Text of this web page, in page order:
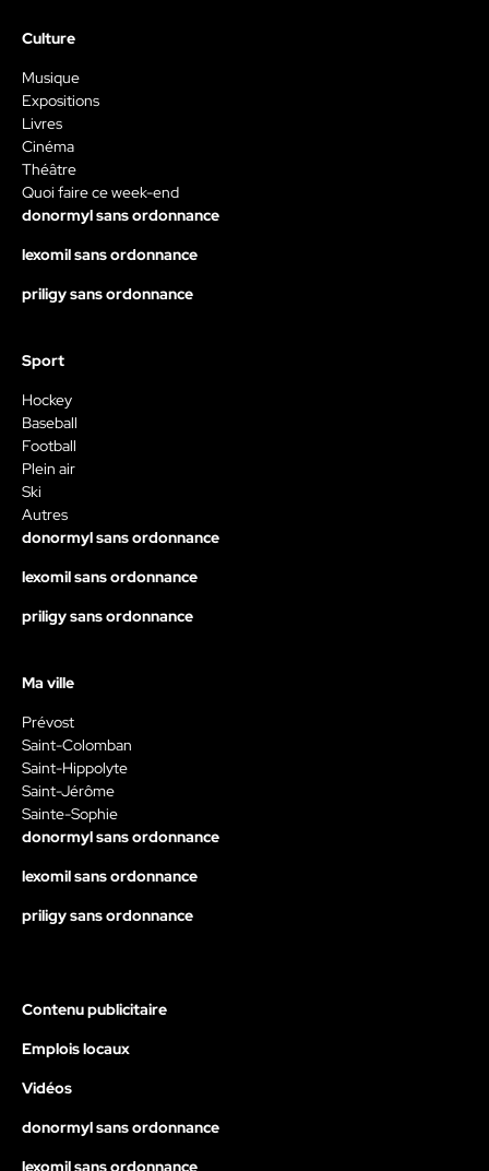
Culture
Musique
Expositions
Livres
Cinéma
Théâtre
Quoi faire ce week-end
donormyl sans ordonnance
lexomil sans ordonnance
priligy sans ordonnance
Sport
Hockey
Baseball
Football
Plein air
Ski
Autres
donormyl sans ordonnance
lexomil sans ordonnance
priligy sans ordonnance
Ma ville
Prévost
Saint-Colomban
Saint-Hippolyte
Saint-Jérôme
Sainte-Sophie
donormyl sans ordonnance
lexomil sans ordonnance
priligy sans ordonnance
Contenu publicitaire
Emplois locaux
Vidéos
donormyl sans ordonnance
lexomil sans ordonnance